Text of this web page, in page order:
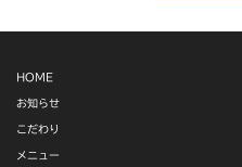
HOME
お知らせ
こだわり
メニュー